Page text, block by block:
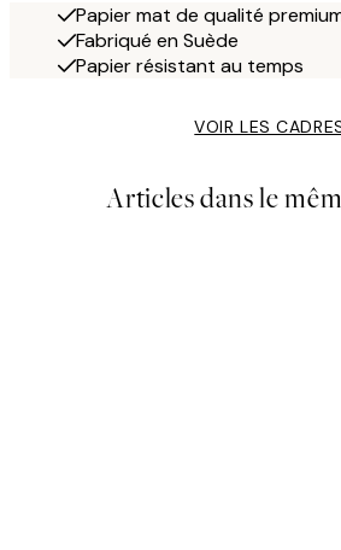
Papier mat de qualité
Fabriqué en Suède
Papier résistant au temps
VOIR LES
Articles dans le